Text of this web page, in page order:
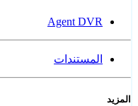
Agent DVR
المستندات
المزيد